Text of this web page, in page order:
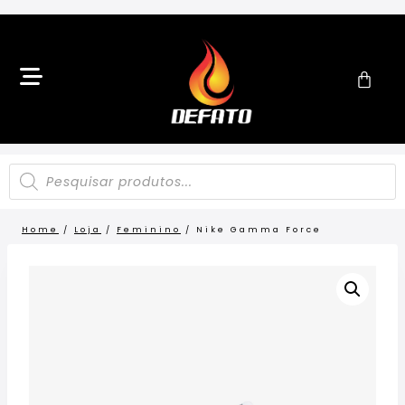
Home / Loja / Feminino / Nike Gamma Force